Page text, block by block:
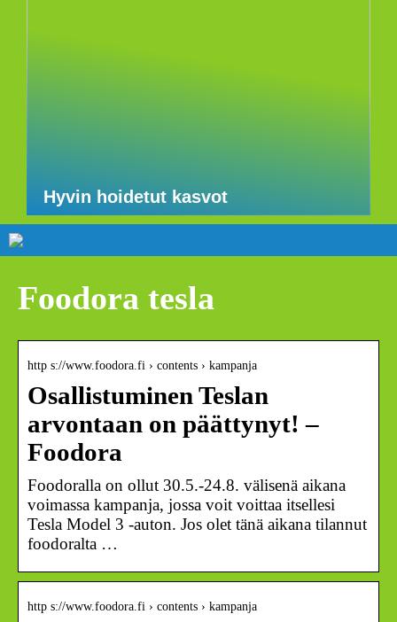
Hyvin hoidetut kasvot
Foodora tesla
http s://www.foodora.fi › contents › kampanja
Osallistuminen Teslan
arvontaan on päättynyt! –
Foodora
Foodoralla on ollut 30.5.-24.8. välisenä aikana
voimassa kampanja, jossa voit voittaa itsellesi
Tesla Model 3 -auton. Jos olet tänä aikana tilannut
foodoralta …
http s://www.foodora.fi › contents › kampanja